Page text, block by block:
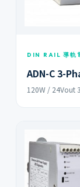
DIN RAIL 導軌
ADN-C 3-
120W / 24Vout